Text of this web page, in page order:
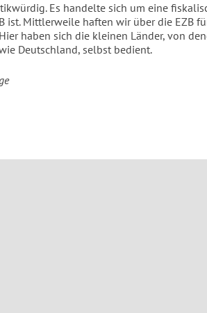
Es handelte sich um eine
ist. Mittlerweile haften wir über die EZB
haben sich die kleinen Länder, von
Deutschland, selbst bedient.